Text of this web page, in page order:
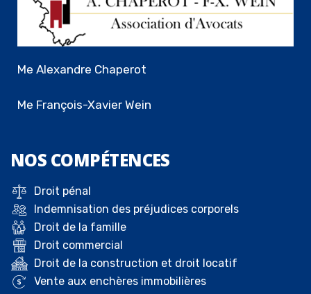
Me Alexandre Chaperot
Me François-Xavier Wein
NOS COMPÉTENCES
Droit pénal
Indemnisation des préjudices corporels
Droit de la famille
Droit commercial
Droit de la construction et droit locatif
Vente aux enchères immobilières